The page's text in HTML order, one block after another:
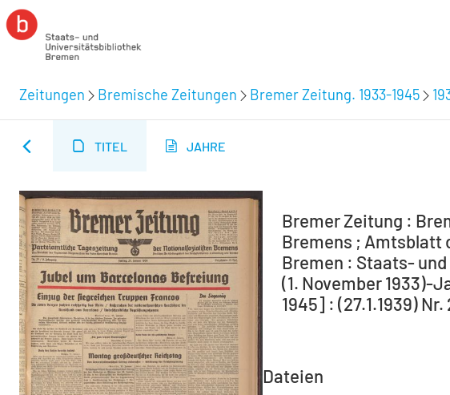
Zeitungen Bremische Zeitungen Bremer Zeitung. 1933-1945
TITEL JAHRE
Bremer Zeitung :
Bremens ; Amtsblatt
Bremen : Staats-
(1. November 1933)-
1945] : (27.1.1939) Nr.
Dateien